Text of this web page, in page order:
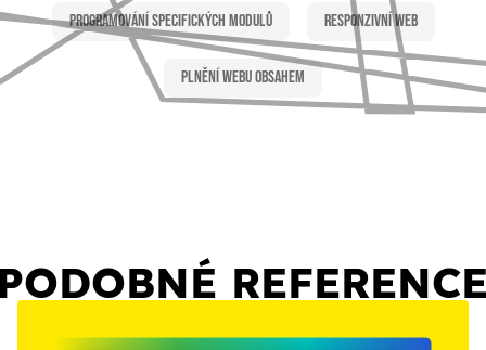
Programování specifických modulů Responzivní web
Plnění webu obsahem